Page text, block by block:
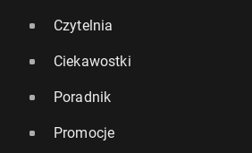
Czytelnia
Ciekawostki
Poradnik
Promocje